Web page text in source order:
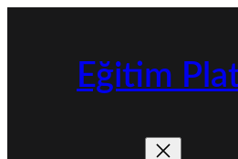
Eğitim